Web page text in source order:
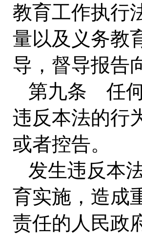
教育工作执行
量以及义务教
导，督导报告
第九条 任
违反本法的行
或者控告。
发生违反本
育实施，造成
责任的人民政